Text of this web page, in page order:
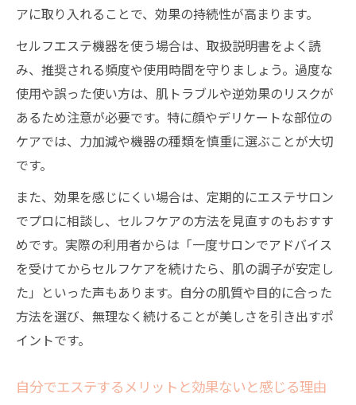
セルフエステで色素沈着やたるみを防ぐ方
顔エステを自宅で行う際の注意点と正しい
手順
セルフエステのやり方と満足度を高める工夫
セルフエステやり方の基本と満足度アップ
自分に合うセルフエステを選ぶためのポイ
ント
エステ効果を実感するための機器と正しい
使い方
セルフエステとエステの併用で得られる相
乗効果
セルフエステ通い放題サービスの賢い活用
自宅エステを続けるコツと美しさの最適解
アに取り入れることで、効果の持続性が高まります。
セルフエステ機器を使う場合は、取扱説明書をよく読
み、推奨される頻度や使用時間を守りましょう。過度な
使用や誤った使い方は、肌トラブルや逆効果のリスクが
あるため注意が必要です。特に顔やデリケートな部位の
ケアでは、力加減や機器の種類を慎重に選ぶことが大切
です。
また、効果を感じにくい場合は、定期的にエステサロン
でプロに相談し、セルフケアの方法を見直すのもおすす
めです。実際の利用者からは「一度サロンでアドバイス
を受けてからセルフケアを続けたら、肌の調子が安定し
た」といった声もあります。自分の肌質や目的に合った
方法を選び、無理なく続けることが美しさを引き出すポ
イントです。
自分でエステするメリットと効果ないと感じる理由